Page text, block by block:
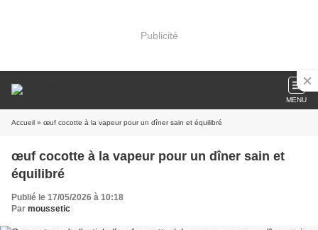
Publicité
MENU
Accueil » œuf cocotte à la vapeur pour un dîner sain et équilibré
œuf cocotte à la vapeur pour un dîner sain et
équilibré
Publié le 17/05/2026 à 10:18
Par moussetic